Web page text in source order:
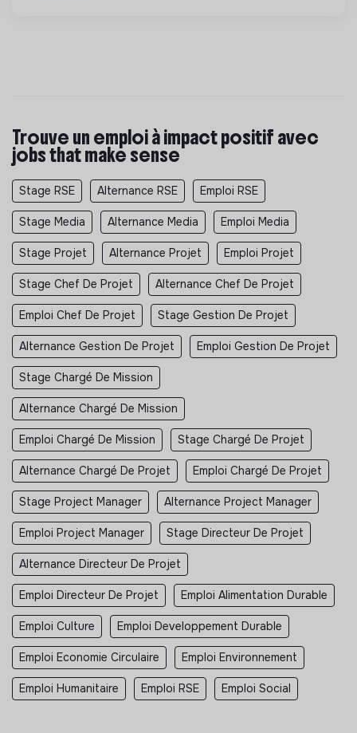
Trouve un emploi à impact positif avec
jobs that make sense
Stage RSE Alternance RSE Emploi RSE
Stage Media Alternance Media Emploi Media
Stage Projet Alternance Projet Emploi Projet
Stage Chef De Projet Alternance Chef De Projet
Emploi Chef De Projet Stage Gestion De Projet
Alternance Gestion De Projet Emploi Gestion De Projet
Stage Chargé De Mission
Alternance Chargé De Mission
Emploi Chargé De Mission Stage Chargé De Projet
Alternance Chargé De Projet Emploi Chargé De Projet
Stage Project Manager Alternance Project Manager
Emploi Project Manager Stage Directeur De Projet
Alternance Directeur De Projet
Emploi Directeur De Projet Emploi Alimentation Durable
Emploi Culture Emploi Developpement Durable
Emploi Economie Circulaire Emploi Environnement
Emploi Humanitaire Emploi RSE Emploi Social